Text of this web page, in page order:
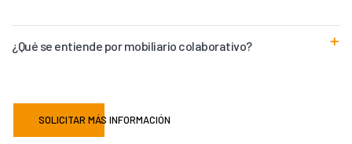
¿Qué se entiende por mobiliario colaborativo?
SOLICITAR MÁS INFORMACIÓN